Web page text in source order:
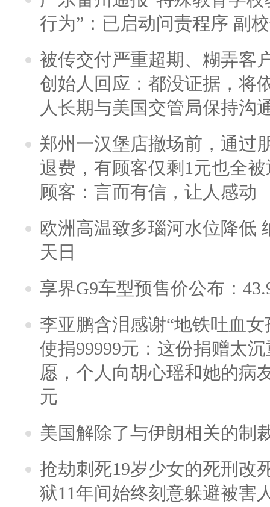
行为”：已启动问责程序 副
被传交付严重超期、糊弄客
创始人回应：都没证据，将
人长期与美国交管局保持沟
郑州一汉堡店撤场前，通过
退费，有顾客仅剩1元也全
顾客：言而有信，让人感动
欧洲高温致多瑙河水位降低
天日
享界G9车型预售价公布：
李亚鹏含泪感谢“地铁吐血
使捐99999元：这份捐赠太
愿，个人向胡心瑶和她的病
元
美国解除了与伊朗相关的制
抢劫刺死19岁少女的死刑改
狱11年间始终刻意躲避被害